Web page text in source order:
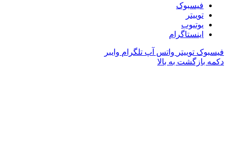
فیسبوک
توییتر
یوتیوب
اینستاگرام
فیسبوک توییتر واتس آپ تلگرام وایبر
دکمه بازگشت به بالا